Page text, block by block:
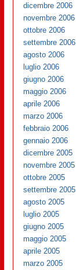
dicembre 2006
novembre 2006
ottobre 2006
settembre 2006
agosto 2006
luglio 2006
giugno 2006
maggio 2006
aprile 2006
marzo 2006
febbraio 2006
gennaio 2006
dicembre 2005
novembre 2005
ottobre 2005
settembre 2005
agosto 2005
luglio 2005
giugno 2005
maggio 2005
aprile 2005
marzo 2005